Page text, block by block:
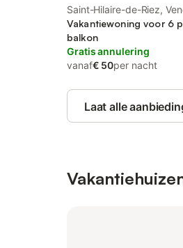
Saint-Hilaire-de-Riez,
Vakantiewoning voor 6
balkon
Gratis annulering
vanaf€ 50per nacht
Laat alle